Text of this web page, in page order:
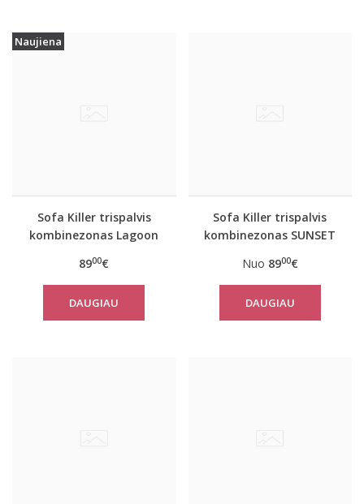
Naujiena
Sofa Killer trispalvis
kombinezonas Lagoon
8900€
DAUGIAU
Sofa Killer trispalvis
kombinezonas SUNSET
Nuo 8900€
DAUGIAU